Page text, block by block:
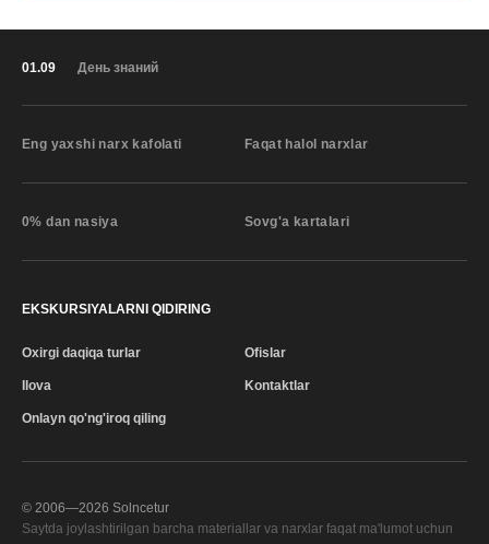
01.09 День знаний
Eng yaxshi narx kafolati Faqat halol narxlar
0% dan nasiya Sovg'a kartalari
EKSKURSIYALARNI QIDIRING
Oxirgi daqiqa turlar
Ilova
Onlayn qo'ng'iroq qiling
Ofislar
Kontaktlar
© 2006—2026 Solncetur
Saytda joylashtirilgan barcha materiallar va narxlar faqat ma'lumot uchun